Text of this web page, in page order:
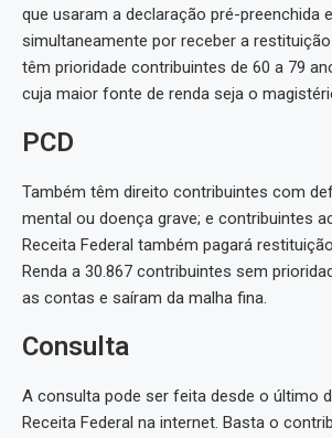
que usaram a declaração pré-preenchida
simultaneamente por receber a restituição
têm prioridade contribuintes de 60 a 79
cuja maior fonte de renda seja o
PCD
Também têm direito contribuintes com
mental ou doença grave; e contribuintes
Receita Federal também pagará
Renda a 30.867 contribuintes sem
as contas e saíram da malha fina.
Consulta
A consulta pode ser feita desde o último
Receita Federal na internet. Basta o